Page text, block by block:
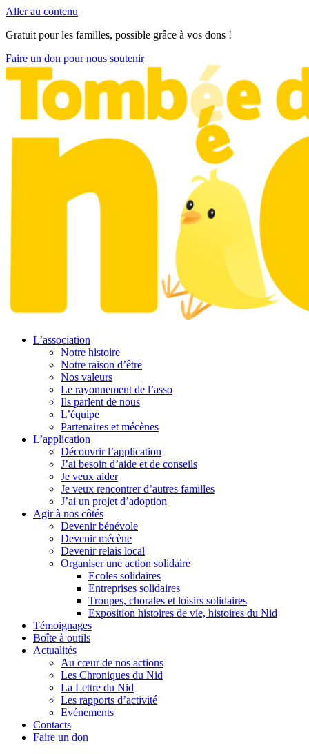
Aller au contenu
Gratuit pour les familles, possible grâce à vos dons !
Faire un don pour nous soutenir
L’association
Notre histoire
Notre raison d’être
Nos valeurs
Le rayonnement de l’asso
Ils parlent de nous
L’équipe
Partenaires et mécènes
L’application
Découvrir l’application
J’ai besoin d’aide et de conseils
Je veux aider
Je veux rencontrer d’autres familles
J’ai un projet d’adoption
Agir à nos côtés
Devenir bénévole
Devenir mécène
Devenir relais local
Organiser une action solidaire
Ecoles solidaires
Entreprises solidaires
Troupes, chorales et loisirs solidaires
Exposition histoires de vie, histoires du Nid
Témoignages
Boîte à outils
Actualités
Au cœur de nos actions
Les Chroniques du Nid
La Lettre du Nid
Les rapports d’activité
Evénements
Contacts
Faire un don